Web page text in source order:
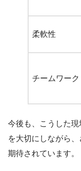
柔軟性
チームワーク
今後も、こうした
を大切にしながら
期待されています。